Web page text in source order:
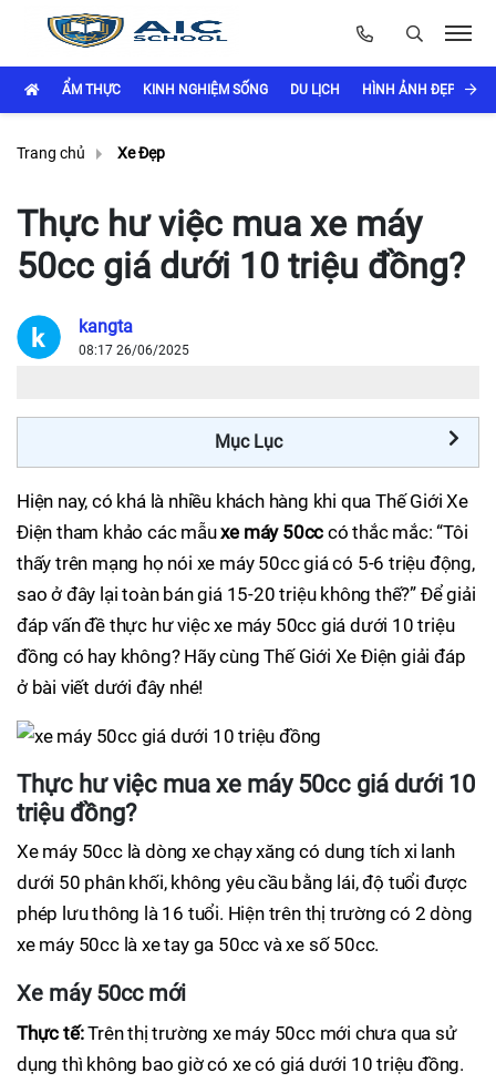
ẨM THỰC KINH NGHIỆM SỐNG DU LỊCH HÌNH ẢNH ĐẸP
Trang chủ Xe Đẹp
Thực hư việc mua xe máy
50cc giá dưới 10 triệu đồng?
kangta
08:17 26/06/2025
Mục Lục
Hiện nay, có khá là nhiều khách hàng khi qua Thế Giới Xe
Điện tham khảo các mẫuxe máy 50cc có thắc mắc: “Tôi
thấy trên mạng họ nói xe máy 50cc giá có 5-6 triệu động,
sao ở đây lại toàn bán giá 15-20 triệu không thế?” Để giải
đáp vấn đề thực hư việc xe máy 50cc giá dưới 10 triệu
đồng có hay không? Hãy cùng Thế Giới Xe Điện giải đáp
ở bài viết dưới đây nhé!
Thực hư việc mua xe máy 50cc giá dưới 10
triệu đồng?
Xe máy 50cc là dòng xe chạy xăng có dung tích xi lanh
dưới 50 phân khối, không yêu cầu bằng lái, độ tuổi được
phép lưu thông là 16 tuổi. Hiện trên thị trường có 2 dòng
xe máy 50cc là xe tay ga 50cc và xe số 50cc.
Xe máy 50cc mới
Thực tế:Trên thị trường xe máy 50cc mới chưa qua sử
dụng thì không bao giờ có xe có giá dưới 10 triệu đồng.